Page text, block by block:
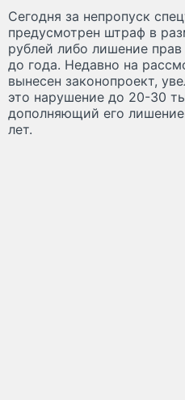
Сегодня за непропуск
предусмотрен штраф в
рублей либо лишение
до года. Недавно на
вынесен законопроект,
это нарушение до 20-30
дополняющий его
лет.